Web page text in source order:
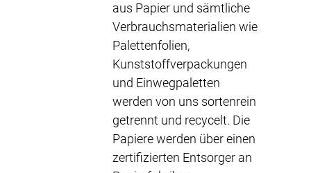
aus Papier und sämtliche
Verbrauchsmaterialien wie
Palettenfolien,
Kunststoffverpackungen
und Einwegpaletten
werden von uns sortenrein
getrennt und recycelt. Die
Papiere werden über einen
zertifizierten Entsorger an